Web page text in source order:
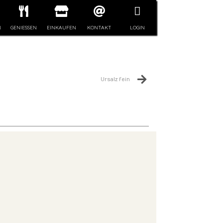
GENIESSEN EINKAUFEN KONTAKT LOGIN
Ursalz fein